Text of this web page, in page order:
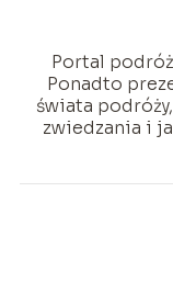
Portal
Ponadto
świata
zwiedzania i